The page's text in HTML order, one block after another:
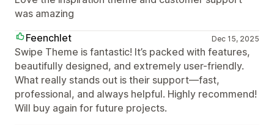
was amazing
Feenchlet
Dec 15, 2025
Swipe Theme is fantastic! It’s packed with features,
beautifully designed, and extremely user-friendly.
What really stands out is their support—fast,
professional, and always helpful. Highly recommend!
Will buy again for future projects.